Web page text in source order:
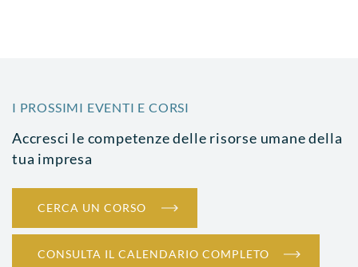
I PROSSIMI EVENTI E CORSI
Accresci le competenze delle risorse umane della
tua impresa
CERCA UN CORSO
CONSULTA IL CALENDARIO COMPLETO